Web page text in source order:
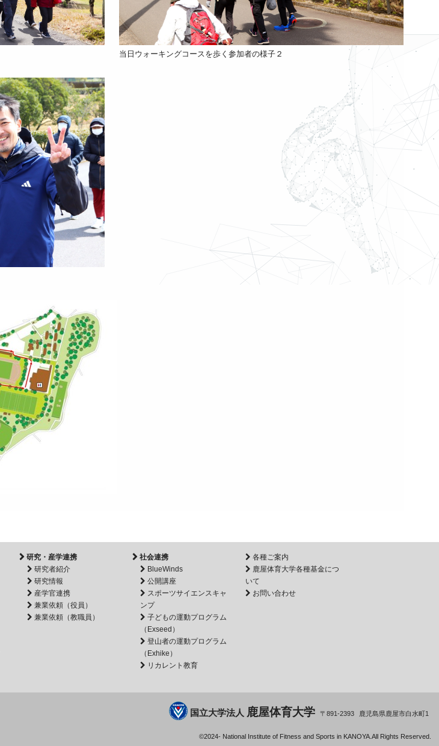
当日ウォーキングコースを歩く参加者の様子２
研究・産学連携
研究者紹介
研究情報
産学官連携
兼業依頼（役員）
兼業依頼（教職員）
社会連携
BlueWinds
公開講座
スポーツサイエンスキャ
ンプ
子どもの運動プログラム
（Exseed）
登山者の運動プログラム
（Exhike）
リカレント教育
各種ご案内
鹿屋体育大学各種基金につ
いて
お問い合わせ
国立大学法人 鹿屋体育大学 891-2393 鹿児島県鹿屋市白水町1
©2024- National Institute of Fitness and Sports in KANOYA. All Rights Reserved.